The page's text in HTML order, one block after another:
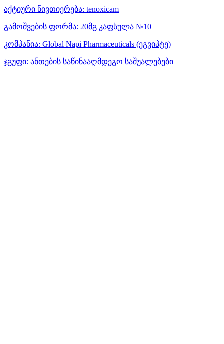
აქტიური ნივთიერება: tenoxicam
გამოშვების ფორმა: 20მგ კაფსულა №10
კომპანია: Global Napi Pharmaceuticals (ეგვიპტე)
ჯგუფი: ანთების საწინააღმდეგო საშუალებები